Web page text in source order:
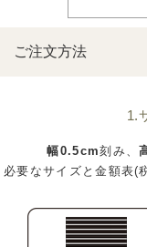
ご注文方法
1.
幅0.5cm刻み、
必要なサイズと金額表(